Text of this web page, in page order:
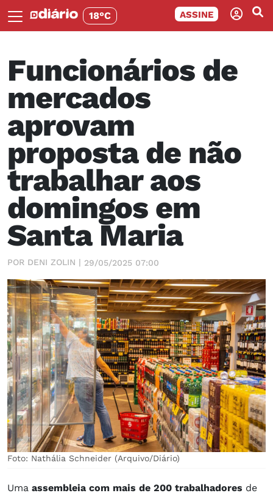
18°C ASSINE
Funcionários de
mercados
aprovam
proposta de não
trabalhar aos
domingos em
Santa Maria
POR DENI ZOLIN | 29/05/2025 07:00
Foto: Nathália Schneider (Arquivo/Diário)
Uma assembleia com mais de 200 trabalhadores de